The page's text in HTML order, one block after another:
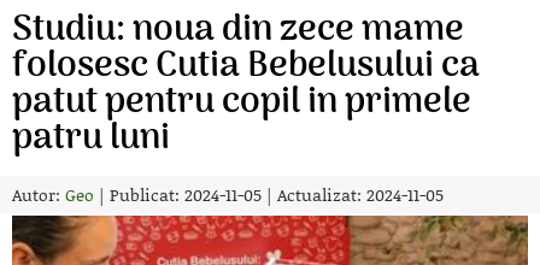
Studiu: noua din zece mame
folosesc Cutia Bebelusului ca
patut pentru copil in primele
patru luni
Autor: Geo | Publicat: 2024-11-05 | Actualizat: 2024-11-05